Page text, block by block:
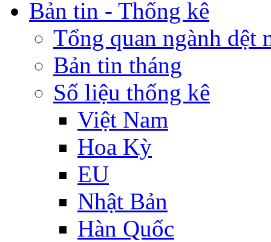
Bản tin - Thống kê
Tổng quan ngành dệt
Bản tin tháng
Số liệu thống kê
Việt Nam
Hoa Kỳ
EU
Nhật Bản
Hàn Quốc